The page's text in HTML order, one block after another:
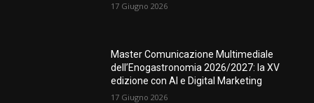
17 Giugno 2026
Master Comunicazione Multimediale
dell’Enogastronomia 2026/2027: la XV
edizione con AI e Digital Marketing
17 Giugno 2026